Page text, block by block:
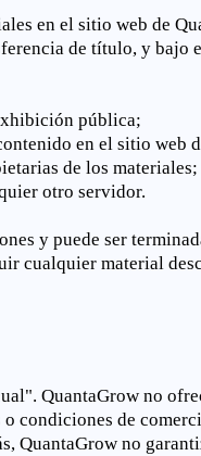
en el sitio web de
de título, y bajo
pública;
en el sitio web
de los materiales;
otro servidor.
y puede ser
cualquier material
QuantaGrow no
condiciones de
no